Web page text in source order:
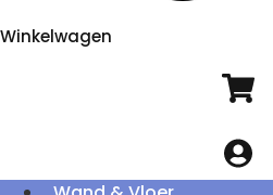
Winkelwagen